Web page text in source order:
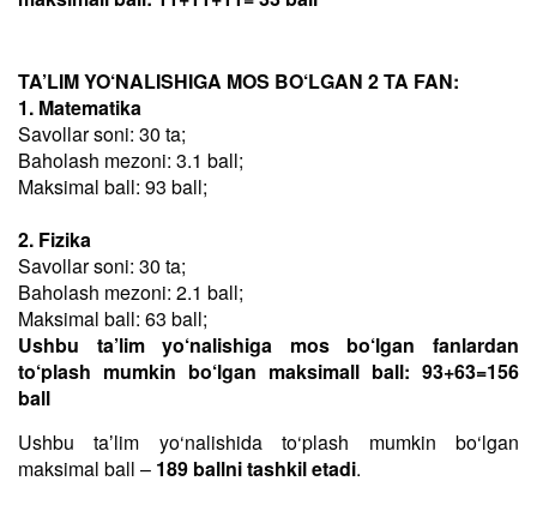
TA’LIM YO‘NALISHIGA MOS BO‘LGAN 2 TA FAN:
1. Matematika
Savollar soni: 30 ta;
Baholash mezoni: 3.1 ball;
Maksimal ball: 93 ball;
2. Fizika
Savollar soni: 30 ta;
Baholash mezoni: 2.1 ball;
Maksimal ball: 63 ball;
Ushbu ta’lim yo‘nalishiga mos bo‘lgan fanlardan
to‘plash mumkin bo‘lgan maksimall ball: 93+63=156
ball
Ushbu taʼlim yo‘nalishida to‘plash mumkin bo‘lgan
maksimal ball – 189 ballni tashkil etadi.